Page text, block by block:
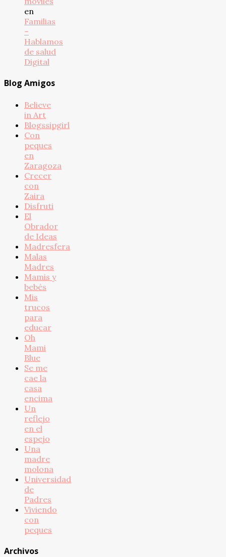
en
Familias
–
Hablamos
de salud
Digital
Blog Amigos
Believe
in Art
Blogssipgirl
Con
peques
en
Zaragoza
Crecer
con
Zaira
Disfruti
El
Obrador
de Ideas
Madresfera
Malas
Madres
Mamis y
bebés
Mis
trucos
para
educar
Oh
Mami
Blue
Se me
cae la
casa
encima
Un
reflejo
en el
espejo
Una
madre
molona
Universidad
de
Padres
Viviendo
con
peques
Archivos